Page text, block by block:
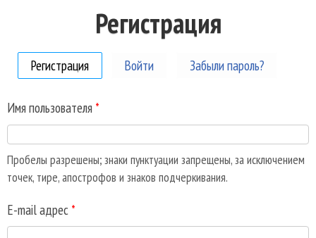
Регистрация
Регистрация (активная вкладка)
Войти Забыли пароль?
Имя пользователя *
Пробелы разрешены; знаки пунктуации запрещены, за исключением
точек, тире, апострофов и знаков подчеркивания.
E-mail адрес *